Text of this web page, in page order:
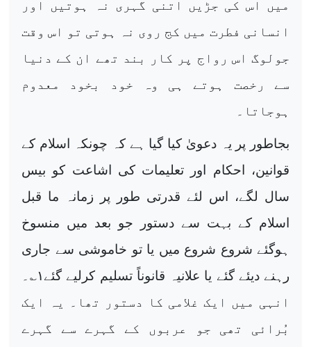
میں اس کی جڑیں اتنی گہری نہ ہوتیں اور
انسانی فطرت میں کج روی نہ ہوتی تو اس وقت
جولوگ اس رواج پر کار بند تھے ان کے دنیا
سے رخصت ہوتے ہی وہ خود بخود معدوم
ہوجاتا۔
بجاطور پر یہ دعویٰ کیا گیا ہے کہ چونکہ اسلام کے
قوانین، احکام اور تعلیمات کی اشاعت کو بیس
سال لگے، اس لئے قدرتی طور پر زمانہ ما قبل
اسلام کے بہت سے دستور جو بعد میں منسوخ
ہوگئے شروع شروع میں یا تو خاموشی سے جاری
رہنے دیئے گئے یا علانیہ قانوناً تسلیم کرلیے گئے۱؎۔
انہی میں ایک غلامی کا دستور تھا۔ یہ ایک
بُرائی تھی جو عربوں کے گہرے سے گہرے